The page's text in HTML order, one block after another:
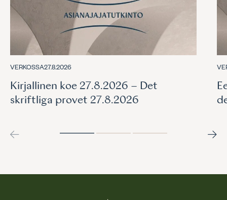
Kirjallinen koe 27.8.2026 – Det
skriftliga provet 27.8.2026
VERKOSSA27.8.2026